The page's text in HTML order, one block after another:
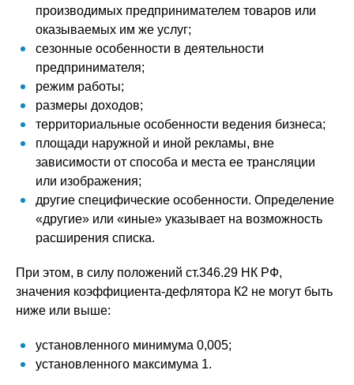
производимых предпринимателем товаров или
оказываемых им же услуг;
сезонные особенности в деятельности
предпринимателя;
режим работы;
размеры доходов;
территориальные особенности ведения бизнеса;
площади наружной и иной рекламы, вне
зависимости от способа и места ее трансляции
или изображения;
другие специфические особенности. Определение
«другие» или «иные» указывает на возможность
расширения списка.
При этом, в силу положений ст.346.29 НК РФ,
значения коэффициента-дефлятора К2 не могут быть
ниже или выше:
установленного минимума 0,005;
установленного максимума 1.